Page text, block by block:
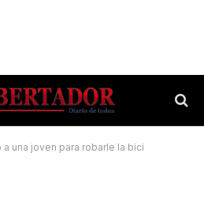
una joven para robarle la bici